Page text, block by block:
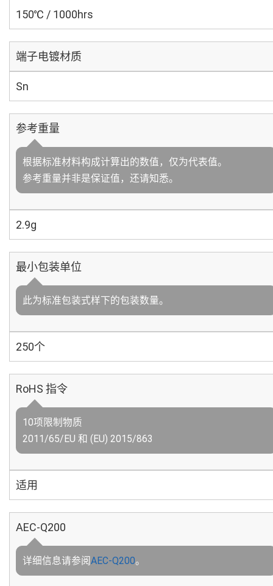
150℃ / 1000hrs
端子电镀材质
Sn
参考重量
根据标准材料构成计算出的数值，仅为代表值。
参考重量并非是保证值，还请知悉。
2.9g
最小包装单位
此为标准包装式样下的包装数量。
250个
RoHS 指令
10项限制物质
2011/65/EU 和 (EU) 2015/863
适用
AEC-Q200
详细信息请参阅AEC-Q200。